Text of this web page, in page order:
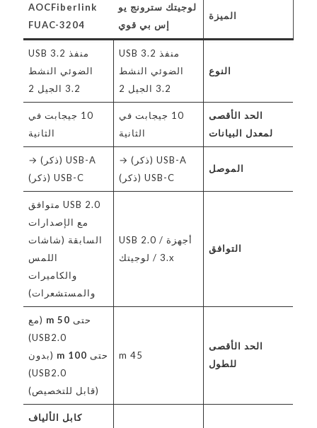
الميزة
لوجيتك سترونج يو
إس بي قوي
AOCFiberlink
FUAC-3204
النوع
منفذ USB 3.2
الضوئي النشط
3.2 الجيل 2
منفذ USB 3.2
الضوئي النشط
3.2 الجيل 2
الحد الأقصى
لمعدل البيانات
10 جيجابت في
الثانية
10 جيجابت في
الثانية
الموصل
USB-A (ذكر) →
USB-C (ذكر)
USB-A (ذكر) →
USB-C (ذكر)
التوافق
أجهزة USB 2.0 /
3.x / لوجيتك
USB 2.0 متوافق
مع الإصدارات
السابقة (شاشات
اللمس
والكاميرات
والمستشعرات)
الحد الأقصى
للطول
45 m
حتى 50 m
(مع
USB2.0)
حتى 100 m
(بدون
USB2.0)
(قابل للتخصيص)
كابل الألياف